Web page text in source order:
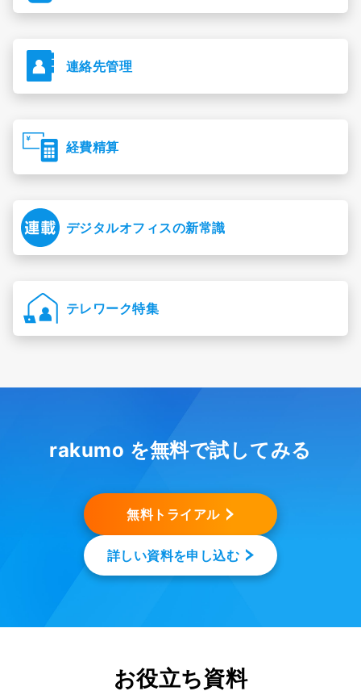
連絡先管理
経費精算
デジタルオフィスの新常識
テレワーク特集
rakumo を無料で試してみる
無料トライアル
詳しい資料を申し込む
お役立ち資料